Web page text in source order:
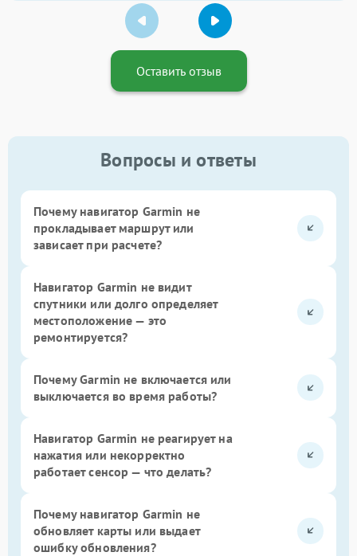
Оставить отзыв
Вопросы и ответы
Почему навигатор Garmin не
прокладывает маршрут или
зависает при расчете?
Навигатор Garmin не видит
спутники или долго определяет
местоположение — это
ремонтируется?
Почему Garmin не включается или
выключается во время работы?
Навигатор Garmin не реагирует на
нажатия или некорректно
работает сенсор — что делать?
Почему навигатор Garmin не
обновляет карты или выдает
ошибку обновления?